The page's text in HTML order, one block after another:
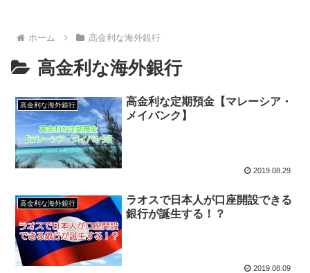
ホーム 高金利な海外銀行
高金利な海外銀行
高金利な海外銀行
高金利な定期預金【マレーシア・
メイバンク】
2019.08.29
高金利な海外銀行
ラオスで日本人が口座開設できる
銀行が誕生する！？
2019.08.09